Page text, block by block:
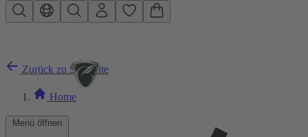
Zum Hauptinhalt springen
Menü öffnen
Zurück zu Startseite
Home